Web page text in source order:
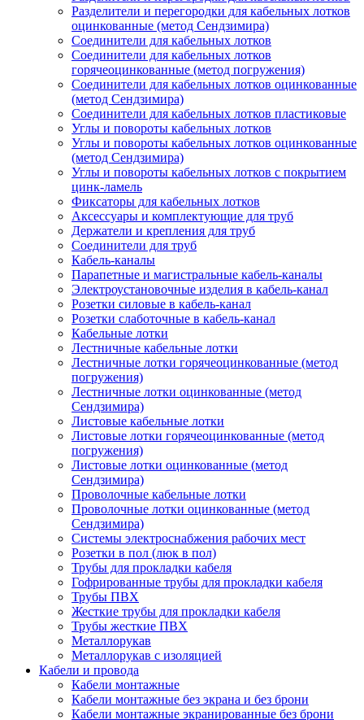
Разделители и перегородки для кабельных лотков
оцинкованные (метод Сендзимира)
Соединители для кабельных лотков
Соединители для кабельных лотков
горячеоцинкованные (метод погружения)
Соединители для кабельных лотков оцинкованные
(метод Сендзимира)
Соединители для кабельных лотков пластиковые
Углы и повороты кабельных лотков
Углы и повороты кабельных лотков оцинкованные
(метод Сендзимира)
Углы и повороты кабельных лотков с покрытием
цинк-ламель
Фиксаторы для кабельных лотков
Аксессуары и комплектующие для труб
Держатели и крепления для труб
Соединители для труб
Кабель-каналы
Парапетные и магистральные кабель-каналы
Электроустановочные изделия в кабель-канал
Розетки силовые в кабель-канал
Розетки слаботочные в кабель-канал
Кабельные лотки
Лестничные кабельные лотки
Лестничные лотки горячеоцинкованные (метод
погружения)
Лестничные лотки оцинкованные (метод
Сендзимира)
Листовые кабельные лотки
Листовые лотки горячеоцинкованные (метод
погружения)
Листовые лотки оцинкованные (метод
Сендзимира)
Проволочные кабельные лотки
Проволочные лотки оцинкованные (метод
Сендзимира)
Системы электроснабжения рабочих мест
Розетки в пол (люк в пол)
Трубы для прокладки кабеля
Гофрированные трубы для прокладки кабеля
Трубы ПВХ
Жесткие трубы для прокладки кабеля
Трубы жесткие ПВХ
Металлорукав
Металлорукав с изоляцией
Кабели и провода
Кабели монтажные
Кабели монтажные без экрана и без брони
Кабели монтажные экранированные без брони